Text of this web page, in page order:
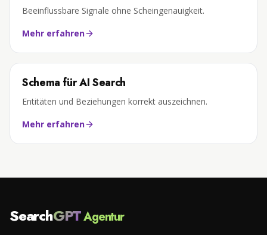
Beeinflussbare Signale ohne Scheingenauigkeit.
Mehr erfahren
Schema für AI Search
Entitäten und Beziehungen korrekt auszeichnen.
Mehr erfahren
SearchGPTAgentur